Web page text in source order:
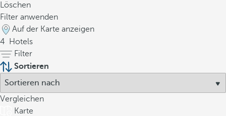
Löschen
Filter anwenden
Auf der Karte anzeigen
4
Hotels
Filter
Sortieren
Vergleichen
Karte